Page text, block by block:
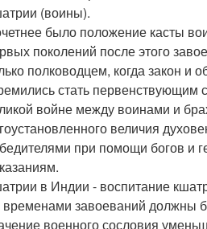
(воины).
было положение касты
поколений после этого
полководцем, когда закон
стать
войне между воинами и
величия
при помощи богов и
в Индии - воспитание
завоеваний должны
военного сословия